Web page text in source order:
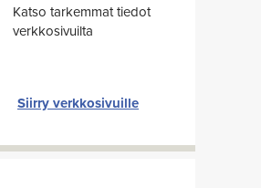
Katso tarkemmat tiedot
verkkosivuilta
Siirry verkkosivuille